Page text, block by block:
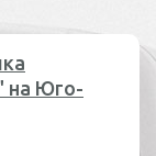
на Юго-